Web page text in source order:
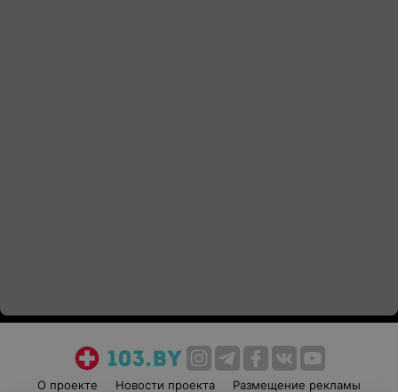
О проекте Новости проекта Размещение рекламы